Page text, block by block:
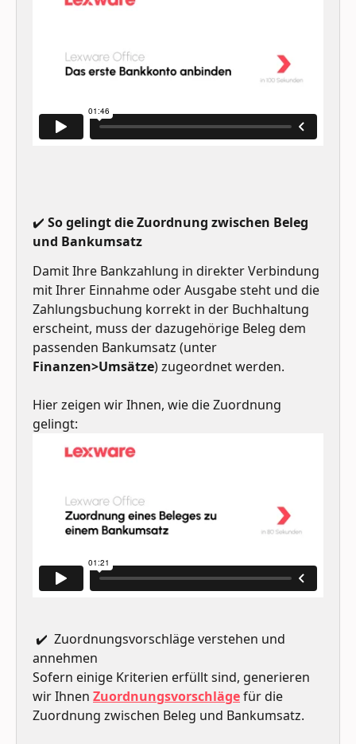
✔️ So gelingt die Zuordnung zwischen Beleg
und Bankumsatz
Damit Ihre Bankzahlung in direkter Verbindung
mit Ihrer Einnahme oder Ausgabe steht und die
Zahlungsbuchung korrekt in der Buchhaltung
erscheint, muss der dazugehörige Beleg dem
passenden Bankumsatz (unter
Finanzen>Umsätze) zugeordnet werden.
Hier zeigen wir Ihnen, wie die Zuordnung
gelingt:
annehmen
Sofern einige Kriterien erfüllt sind, generieren
wir Ihnen Zuordnungsvorschläge für die
Zuordnung zwischen Beleg und Bankumsatz.